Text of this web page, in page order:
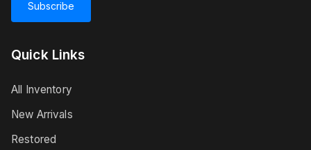
Subscribe
Quick Links
All Inventory
New Arrivals
Restored